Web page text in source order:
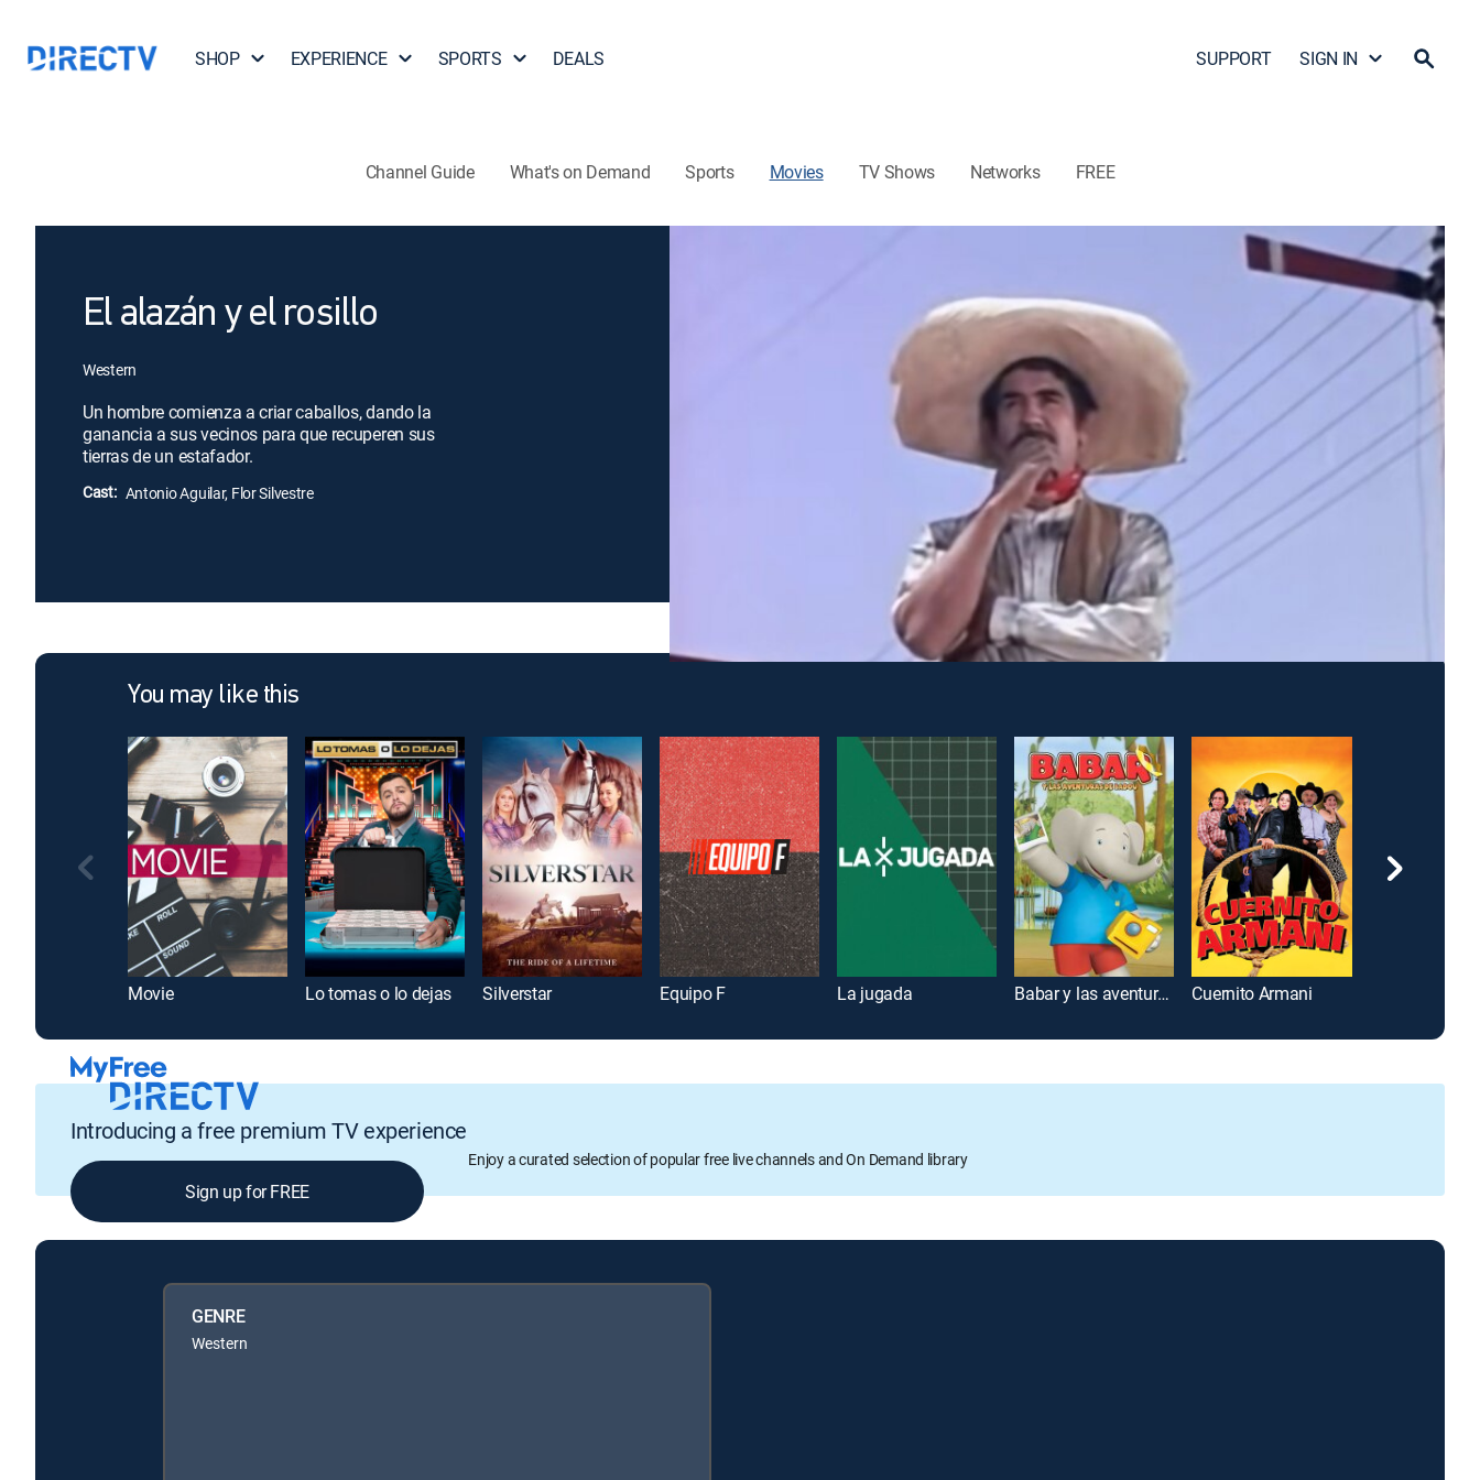
SHOP EXPERIENCE SPORTS DEALS SUPPORT SIGN IN
Channel Guide What's on Demand Sports Movies TV Shows Networks FREE
El alazán y el rosillo
Western
Un hombre comienza a criar caballos, dando la
ganancia a sus vecinos para que recuperen sus
tierras de un estafador.
Cast: Antonio Aguilar, Flor Silvestre
You may like this
Movie Lo tomas o lo dejas Silverstar Equipo F La jugada Babar y las aventuras de Badou Cuernito Armani
Introducing a free premium TV experience
Enjoy a curated selection of popular free live channels and On Demand library
Sign up for FREE
GENRE
Western